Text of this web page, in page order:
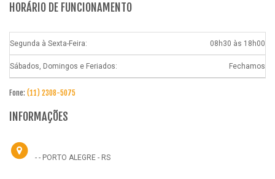
HORÁRIO DE FUNCIONAMENTO
Segunda à Sexta-Feira: 08h30 às 18h00
Sábados, Domingos e Feriados: Fechamos
Fone: (11) 2308-5075
INFORMAÇÕES
- - PORTO ALEGRE - RS